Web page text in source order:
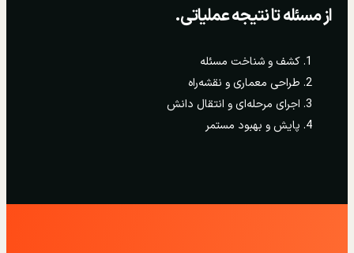
از مسئله تا نتیجه عملیاتی.
کشف و شناخت مسئله
طراحی معماری و نقشه‌راه
اجرای مرحله‌ای و انتقال دانش
پایش و بهبود مستمر